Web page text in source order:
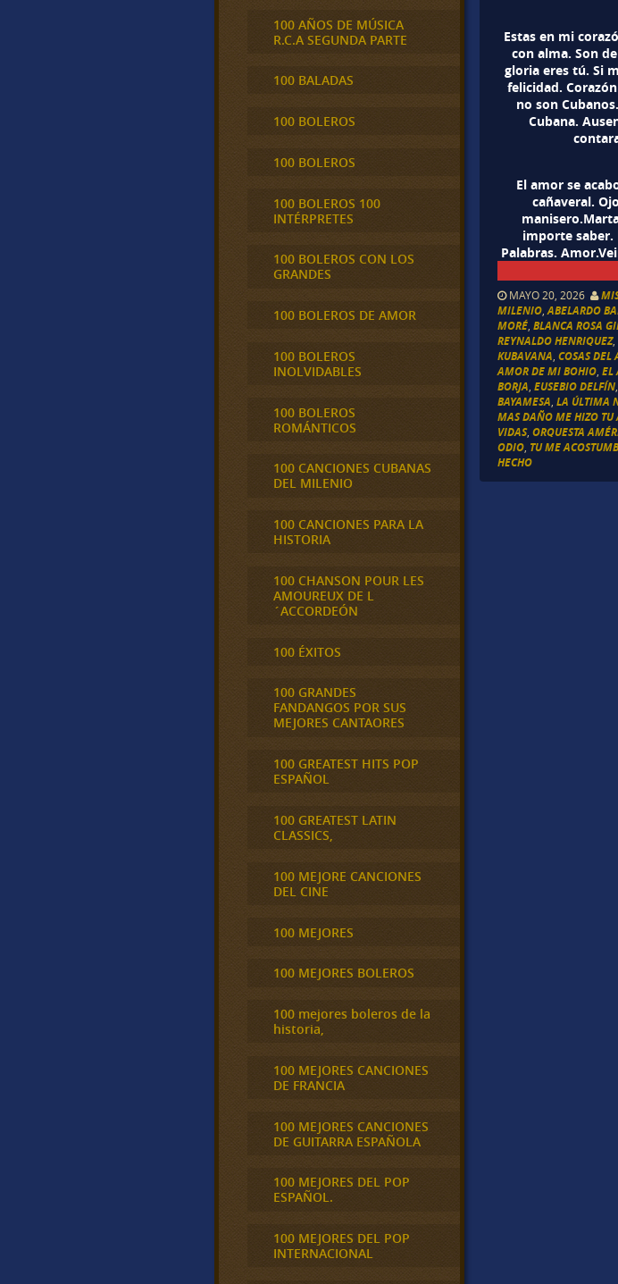
Estas en mi
con alma. Son
gloria eres tú. Si
felicidad.
no son
Cubana.
El amor se
cañaveral.
importe saber.
Palabras.
MAYO 20, 2026
MILENIO ,ABELARDO
MORÉ ,BLANCA ROSA
REYNALDO HENRIQUEZ,
KUBAVANA ,COSAS DEL
AMOR DE MI BOHIO ,EL
BORJA ,EUSEBIO DELFÍN
BAYAMESA ,LA ÚLTIMA
MAS DAÑO ME HIZO TU
VIDAS,ORQUESTA
ODIO TU ME
HECHO
100 AÑOS DE MÚSICA
R.C.A SEGUNDA PARTE
100 BALADAS
100 BOLEROS
100 BOLEROS
100 BOLEROS 100
INTÉRPRETES
100 BOLEROS CON LOS
GRANDES
100 BOLEROS DE AMOR
100 BOLEROS
INOLVIDABLES
100 BOLEROS
ROMÁNTICOS
100 CANCIONES CUBANAS
DEL MILENIO
100 CANCIONES PARA LA
HISTORIA
100 CHANSON POUR LES
AMOUREUX DE L
´ACCORDEÓN
100 ÉXITOS
100 GRANDES
FANDANGOS POR SUS
MEJORES CANTAORES
100 GREATEST HITS POP
ESPAÑOL
100 GREATEST LATIN
CLASSICS,
100 MEJORE CANCIONES
DEL CINE
100 MEJORES
100 MEJORES BOLEROS
100 mejores boleros de la
historia,
100 MEJORES CANCIONES
DE FRANCIA
100 MEJORES CANCIONES
DE GUITARRA ESPAÑOLA
100 MEJORES DEL POP
ESPAÑOL.
100 MEJORES DEL POP
INTERNACIONAL